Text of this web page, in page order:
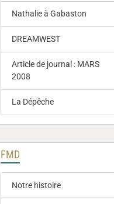
Nathalie à Gabaston
DREAMWEST
Article de journal : MARS
2008
La Dépêche
FMD
Notre histoire